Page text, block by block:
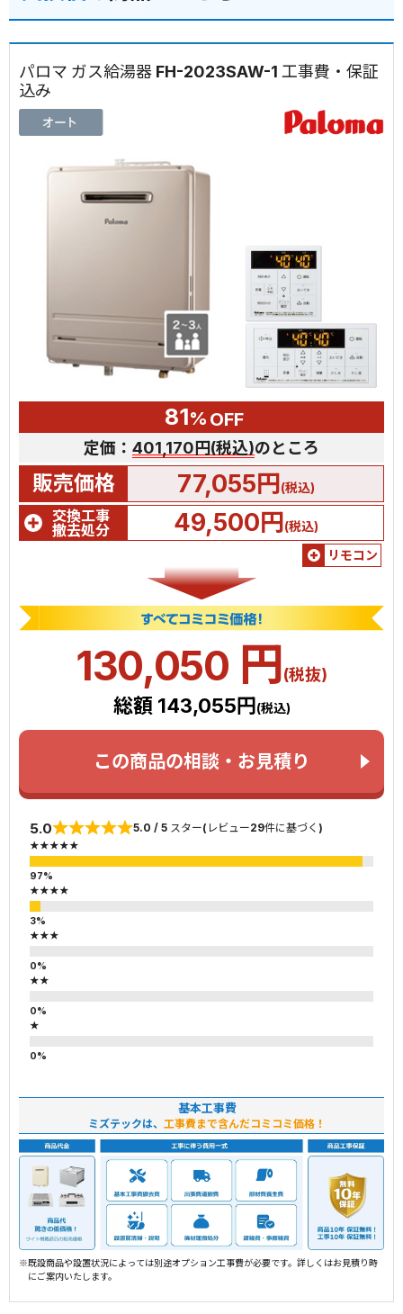
パロマ ガス給湯器 FH-2023SAW-1 工事費・保証
込み
81% OFF
定価： 401,170円(税込)のところ
販売価格 77,055円(税込)
交換工事
撤去処分
49,500円(税込)
リモコン
130,050 円(税抜)
総額 143,055円 (税込)
この商品の相談・お見積り
5.0 5.0 / 5 スター(レビュー29件に基づく)
★★★★★
★★★★
★★★
★★
★
基本工事費
ミズテックは、 工事費まで含んだコミコミ価格！
※既設商品や設置状況によっては別途オプション工事費が必要です。詳しくはお見積り時
にご案内いたします。